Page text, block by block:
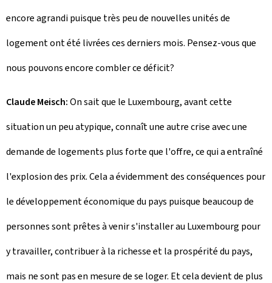
encore agrandi puisque très peu de nouvelles unités de
logement ont été livrées ces derniers mois. Pensez-vous que
nous pouvons encore combler ce déficit?
Claude Meisch:On sait que le Luxembourg, avant cette
situation un peu atypique, connaît une autre crise avec une
demande de logements plus forte que l'offre, ce qui a entraîné
l'explosion des prix. Cela a évidemment des conséquences pour
le développement économique du pays puisque beaucoup de
personnes sont prêtes à venir s'installer au Luxembourg pour
y travailler, contribuer à la richesse et la prospérité du pays,
mais ne sont pas en mesure de se loger. Et cela devient de plus